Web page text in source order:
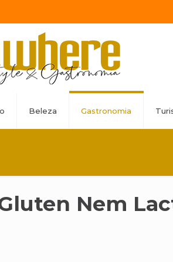
Beleza Gastronomia
Nem